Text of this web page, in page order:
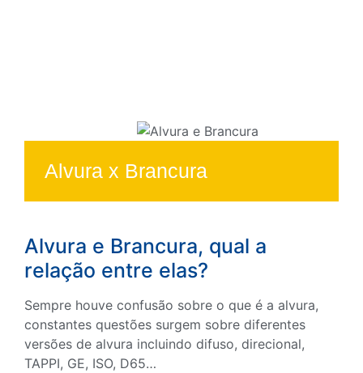
Alvura x Brancura
Alvura e Brancura, qual a
relação entre elas?
Sempre houve confusão sobre o que é a alvura,
constantes questões surgem sobre diferentes
versões de alvura incluindo difuso, direcional,
TAPPI, GE, ISO, D65…